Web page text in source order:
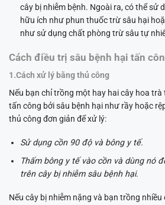
cây bị nhiễm bệnh. Ngoài ra, có thể sử
hữu ích như phun thuốc trừ sâu hại
như sử dụng chất phòng trừ sâu tự
Cách điều trị sâu bệnh hại tấn
1.Cách xử lý bằng thủ công
Nếu bạn chỉ trồng một hay hai cây hoa
tấn công bởi sâu bệnh hại như rầy hoặc
thủ công đơn giản để xử lý:
Sử dụng cồn 90 độ và bông y tế.
Thấm bông y tế vào cồn và dùng nó
trên cây bị nhiễm sâu bệnh hại.
Nếu cây bị nhiễm nặng và bạn trồng nhiều